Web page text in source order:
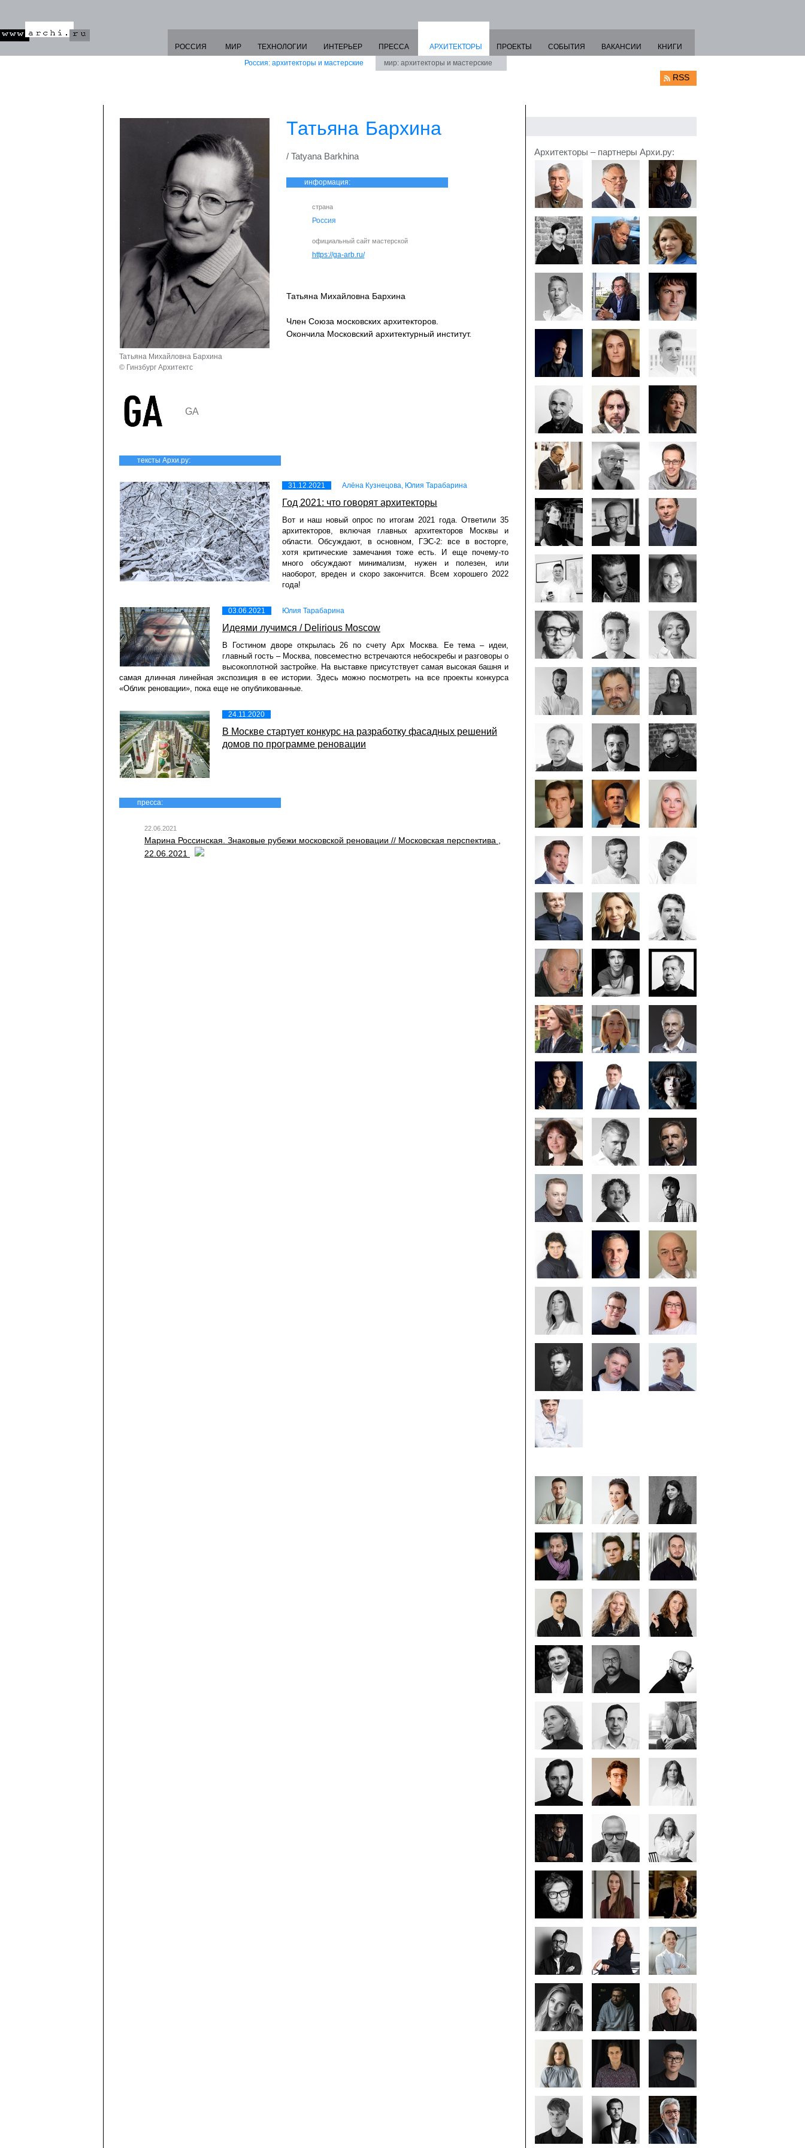
РОССИЯ МИР ТЕХНОЛОГИИ ИНТЕРЬЕР ПРЕССА
АРХИТЕКТОРЫ
Россия: архитекторы и мастерские
мир: архитекторы и мастерские
ПРОЕКТЫ СОБЫТИЯ ВАКАНСИИ КНИГИ
RSS
Татьяна Михайловна Бархина
© Гинзбург Архитектс
GA
Татьяна Бархина
/ Tatyana Barkhina
информация:
страна
Россия
официальный сайт мастерской
https://ga-arb.ru/
Татьяна Михайловна Бархина
Член Союза московских архитекторов.
Окончила Московский архитектурный институт.
тексты Архи.ру:
31.12.2021 Алёна Кузнецова, Юлия Тарабарина
Год 2021: что говорят архитекторы
Вот и наш новый опрос по итогам 2021 года. Ответили 35
архитекторов, включая главных архитекторов Москвы и
области. Обсуждают, в основном, ГЭС-2: все в восторге,
хотя критические замечания тоже есть. И еще почему-то
много обсуждают минимализм, нужен и полезен, или
наоборот, вреден и скоро закончится. Всем хорошего 2022
года!
03.06.2021 Юлия Тарабарина
Идеями лучимся / Delirious Moscow
В Гостином дворе открылась 26 по счету Арх Москва. Ее тема – идеи,
главный гость – Москва, повсеместно встречаются небоскребы и разговоры о
высокоплотной застройке. На выставке присутствует самая высокая башня и
самая длинная линейная экспозиция в ее истории. Здесь можно посмотреть на все проекты конкурса
«Облик реновации», пока еще не опубликованные.
24.11.2020
В Москве стартует конкурс на разработку фасадных решений
домов по программе реновации
пресса:
22.06.2021
Марина Россинская. Знаковые рубежи московской реновации // Московская перспектива ,
22.06.2021
Архитекторы – партнеры Архи.ру: